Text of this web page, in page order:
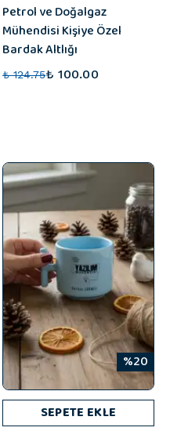
Petrol ve Doğalgaz
Mühendisi Kişiye Özel
Bardak Altlığı
₺ 124.75₺ 100.00
%20
SEPETE EKLE